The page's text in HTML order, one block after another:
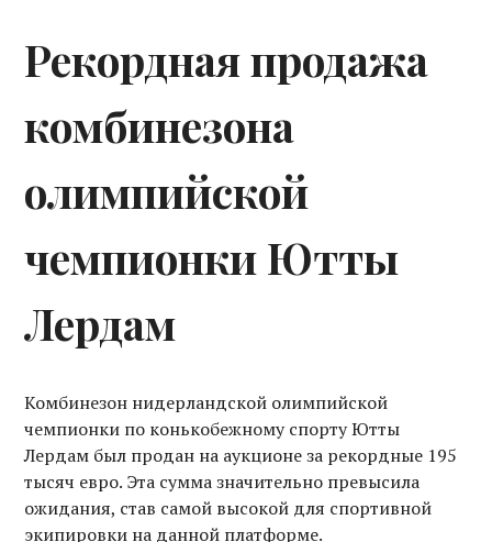
Рекордная продажа
комбинезона
олимпийской
чемпионки Ютты
Лердам
Комбинезон нидерландской олимпийской
чемпионки по конькобежному спорту Ютты
Лердам был продан на аукционе за рекордные 195
тысяч евро. Эта сумма значительно превысила
ожидания, став самой высокой для спортивной
экипировки на данной платформе.